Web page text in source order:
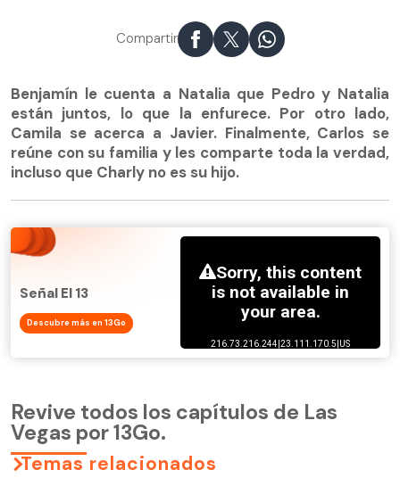
Compartir
Benjamín le cuenta a Natalia que Pedro y Natalia
están juntos, lo que la enfurece. Por otro lado,
Camila se acerca a Javier. Finalmente, Carlos se
reúne con su familia y les comparte toda la verdad,
incluso que Charly no es su hijo.
Señal El 13
Descubre más en 13Go
Revive todos los capítulos de Las
Vegas por 13Go.
Temas relacionados